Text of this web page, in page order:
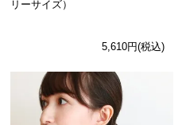
リーサイズ）
5,610円(税込)